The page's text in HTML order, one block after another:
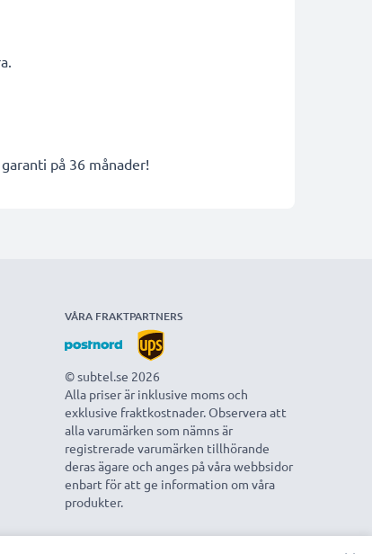
på 36 månader!
VÅRA FRAKTPARTNERS
© subtel.se 2026
Alla priser är inklusive moms och
exklusive fraktkostnader. Observera att
alla varumärken som nämns är
registrerade varumärken tillhörande
deras ägare och anges på våra webbsidor
enbart för att ge information om våra
produkter.